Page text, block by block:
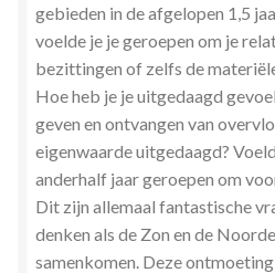
gebieden in de afgelopen 1,5
voelde je je geroepen om je
bezittingen of zelfs de
Hoe heb je je uitgedaagd
geven en ontvangen van
eigenwaarde uitgedaagd?
anderhalf jaar geroepen om
Dit zijn allemaal fantastische
denken als de Zon en de
samenkomen. Deze